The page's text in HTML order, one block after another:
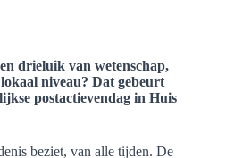
drieluik van wetenschap,
niveau? Dat gebeurt
postactievendag in Huis
beziet, van alle tijden. De